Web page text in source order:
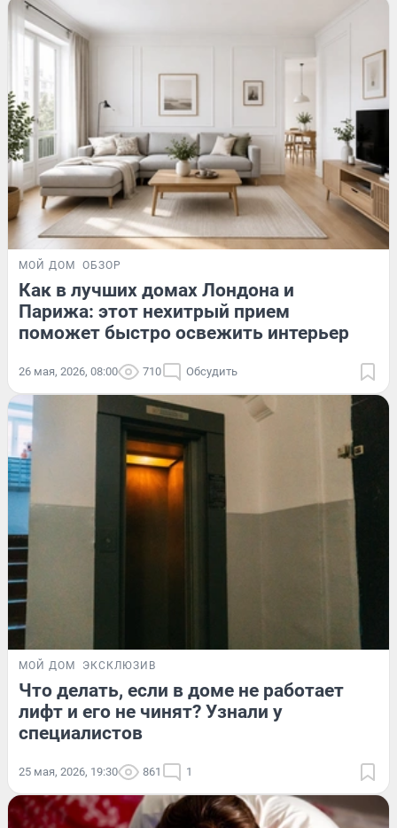
МОЙ ДОМ ОБЗОР
Как в лучших домах Лондона и
Парижа: этот нехитрый прием
поможет быстро освежить интерьер
26 мая, 2026, 08:00 710 Обсудить
МОЙ ДОМ ЭКСКЛЮЗИВ
Что делать, если в доме не работает
лифт и его не чинят? Узнали у
специалистов
25 мая, 2026, 19:30 861 1